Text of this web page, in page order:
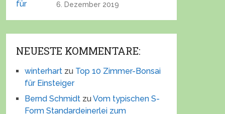
6. Dezember 2019
NEUESTE KOMMENTARE:
winterhart zu Top 10 Zimmer-Bonsai
für Einsteiger
Bernd Schmidt zuVom typischen S-
Form Standardeinerlei zum